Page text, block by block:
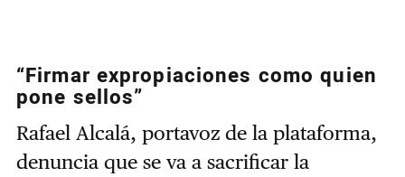
“Firmar expropiaciones como quien
pone sellos”
Rafael Alcalá, portavoz de la plataforma,
denuncia que se va a sacrificar la